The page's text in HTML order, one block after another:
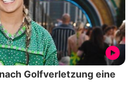
Golfverletzung eine